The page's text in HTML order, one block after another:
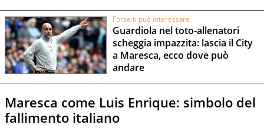
Forse ti può interessare
Guardiola nel toto-allenatori
scheggia impazzita: lascia il City
a Maresca, ecco dove può
andare
Maresca come Luis Enrique: simbolo del
fallimento italiano